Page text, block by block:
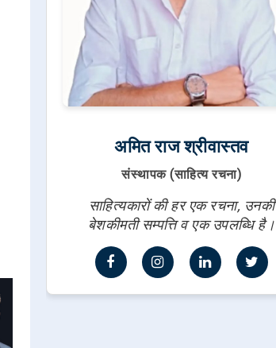
अमित राज श्रीवास्तव
संस्थापक (साहित्य रचना)
साहित्यकारों की हर एक रचना, उनकी
बेशकीमती सम्पत्ति व एक उपलब्धि है।